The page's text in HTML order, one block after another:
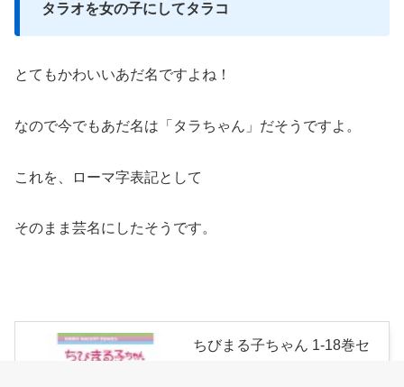
タラオを女の子にしてタラコ
とてもかわいいあだ名ですよね！
なので今でもあだ名は「タラちゃん」だそうですよ。
これを、ローマ字表記として
そのまま芸名にしたそうです。
ちびまる子ちゃん 1-18巻セ